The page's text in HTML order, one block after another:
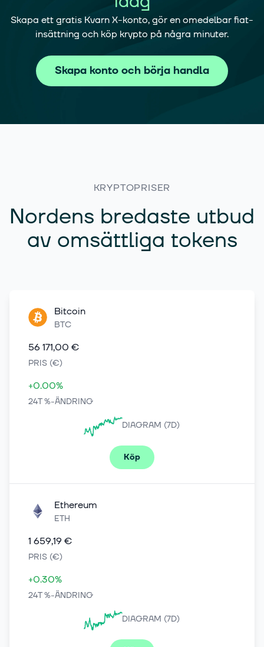
Skapa ett gratis Kvarn X-konto, gör en omedelbar fiat-
insättning och köp krypto på några minuter.
Skapa konto och börja handla
KRYPTOPRISER
Nordens bredaste utbud
av omsättliga tokens
Bitcoin
BTC
56 171,00 €
PRIS (€)
+0.00%
24T %-ÄNDRING
DIAGRAM (7D)
Köp
Ethereum
ETH
1 659,19 €
PRIS (€)
+0.30%
24T %-ÄNDRING
DIAGRAM (7D)